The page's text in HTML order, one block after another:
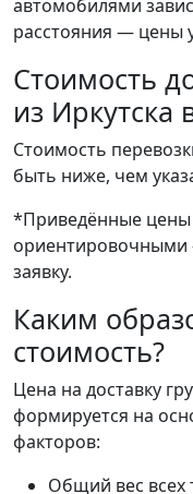
автомобилями
расстояния — цены
Стоимость
из Иркутска
Стоимость
быть ниже, чем
*Приведённые цены
ориентировочными
заявку.
Каким
стоимость?
Цена на доставку
формируется на
факторов:
Общий вес всех